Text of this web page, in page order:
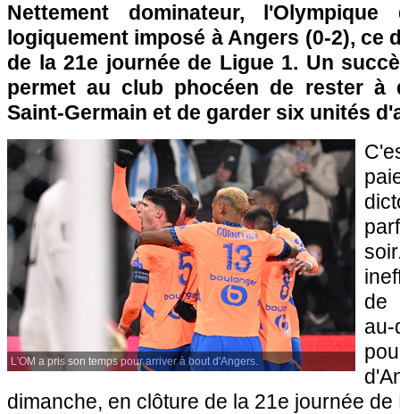
Nettement dominateur,
logiquement imposé à Angers (0-2), ce
de la 21e journée de Ligue 1. Un
permet au club phocéen de rester à
Saint-Germain et de garder six unités
L'OM a pris son temps pour arriver à bout d'Angers.
de
au-
dimanche, en clôture de la 21e journée de